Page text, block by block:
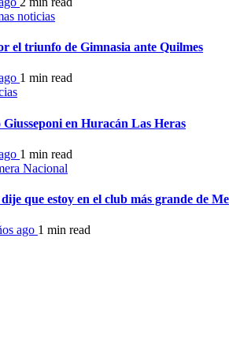
noticias
el triunfo de Gimnasia ante Quilmes
1 min read
en Huracán Las Heras
1 min read
Nacional
que estoy en el club más grande de
ago 1 min read